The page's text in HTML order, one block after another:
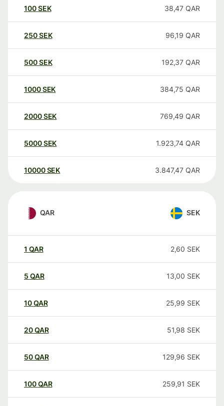
100SEK 38,47 QAR
250SEK 96,19 QAR
500SEK 192,37 QAR
1000SEK 384,75 QAR
2000SEK 769,49 QAR
5000SEK 1.923,74 QAR
10000 SEK 3.847,47 QAR
QAR SEK
1 QAR 2,60 SEK
5 QAR 13,00 SEK
10QAR 25,99 SEK
20QAR 51,98 SEK
50QAR 129,96 SEK
100QAR 259,91 SEK